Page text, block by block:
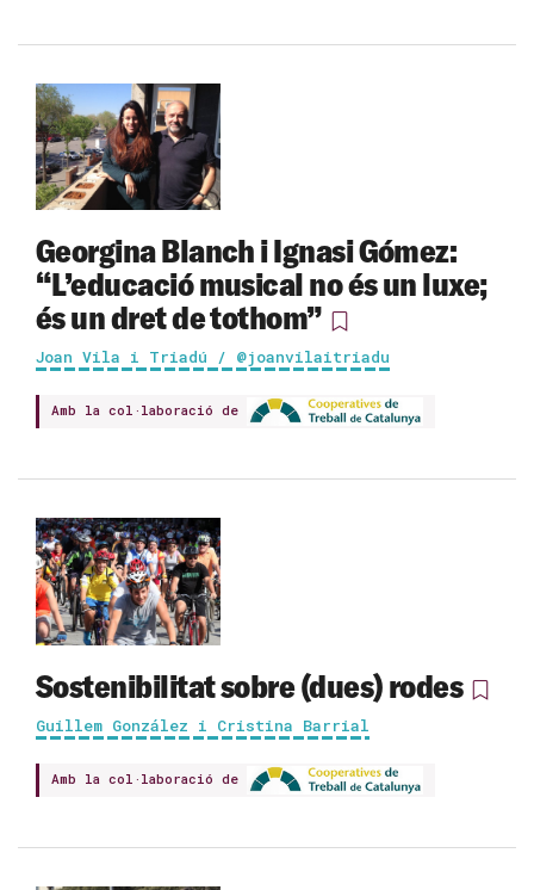
Georgina Blanch i Ignasi Gómez:
“L’educació musical no és un luxe;
és un dret de tothom”
Joan Vila i Triadú / @joanvilaitriadu
Amb la col·laboració de
Sostenibilitat sobre (dues) rodes
Guillem González i Cristina Barrial
Amb la col·laboració de